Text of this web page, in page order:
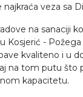
veza sa
na sanaciji
Kosjerić - Požega
kvaliteno i u
na tom putu što
kapacitetu.